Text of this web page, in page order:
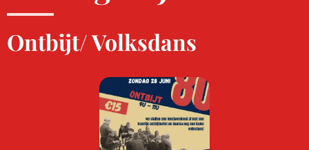
Ontbijt/ Volksdans